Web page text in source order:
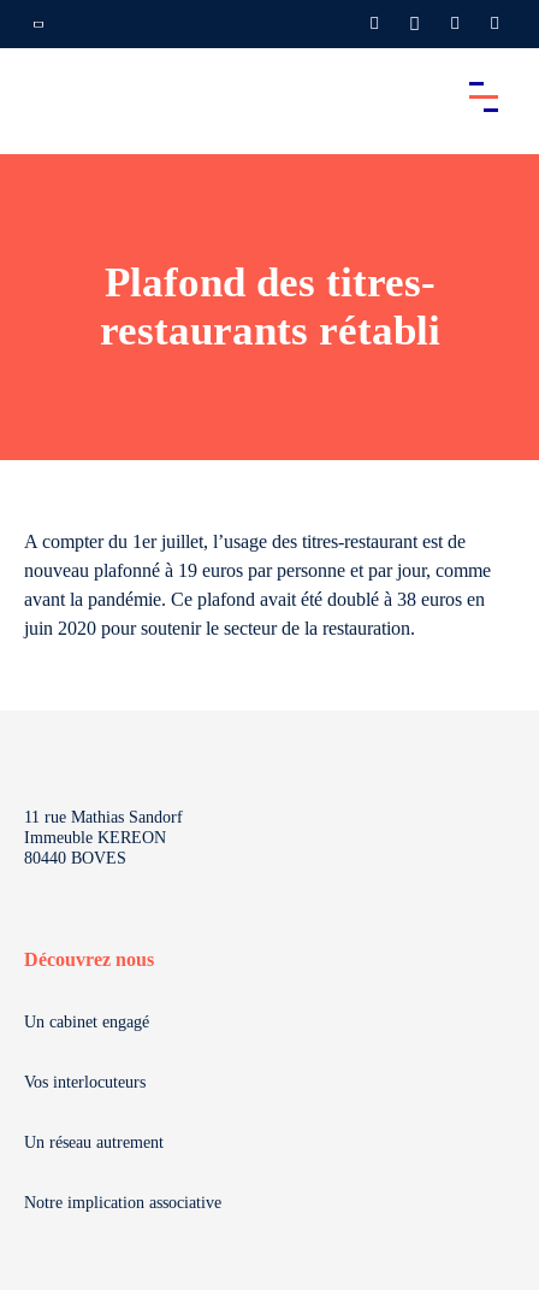
Plafond des titres-
restaurants rétabli
A compter du 1er juillet, l’usage des titres-restaurant est de
nouveau plafonné à 19 euros par personne et par jour, comme
avant la pandémie. Ce plafond avait été doublé à 38 euros en
juin 2020 pour soutenir le secteur de la restauration.
11 rue Mathias Sandorf
Immeuble KEREON
80440 BOVES
Découvrez nous
Un cabinet engagé
Vos interlocuteurs
Un réseau autrement
Notre implication associative